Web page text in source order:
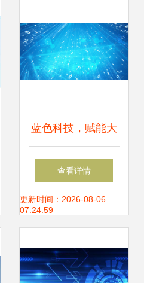
蓝色科技，赋能大
数据纵深的智慧浪
潮
查看详情
更新时间：2026-08-06
07:24:59